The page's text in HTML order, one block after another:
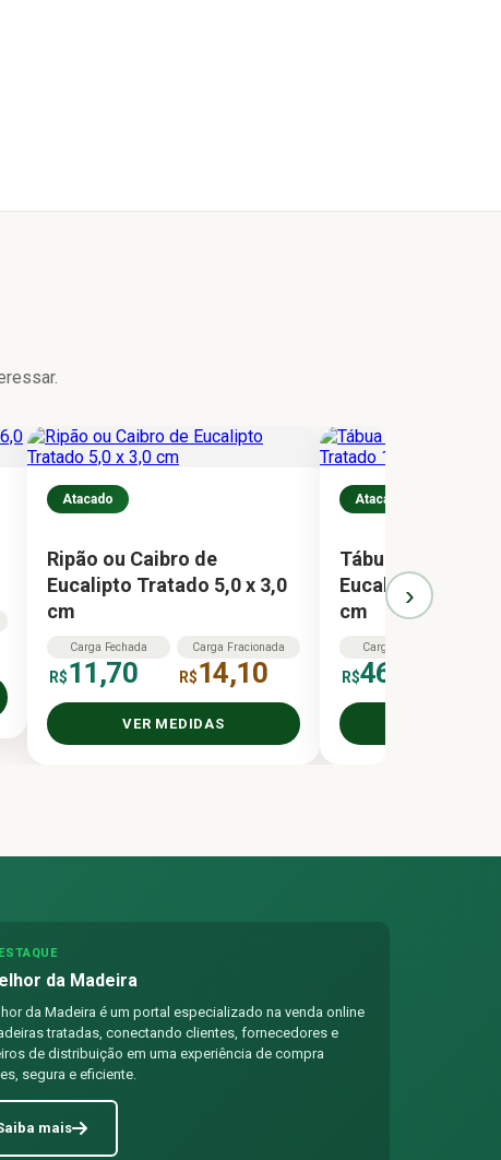
Atacado
Ripão ou Caibro de
Eucalipto Tratado 5,0 x 3,0
cm
Carga Fechada
R$11,70
Carga Fracionada
R$14,10
VER MEDIDAS
Atacado
Tábua ou Régua
Eucalipto
cm
Carga
R$46,80
›
da Madeira
da Madeira é um portal especializado na venda online
tratadas, conectando clientes, fornecedores e
de distribuição em uma experiência de compra
segura e eficiente.
mais